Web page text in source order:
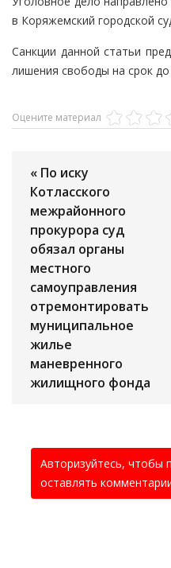
в Коряжемский городской
Санкции данной статьи
лишения свободы на срок
Оцените материал
« По иску
Котласского
межрайонного
прокурора суд
обязал органы
местного
самоуправления
отремонтировать
муниципальное
жилье
маневренного
жилищного фонда
Авторизуйтесь, чтобы
оставлять